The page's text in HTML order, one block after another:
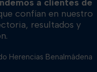
a clientes de
confían en nuestro
resultados y
Herencias Benalmádena